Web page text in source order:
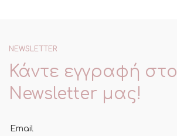
NEWSLETTER
Κάντε εγγραφή στο
Newsletter μας!